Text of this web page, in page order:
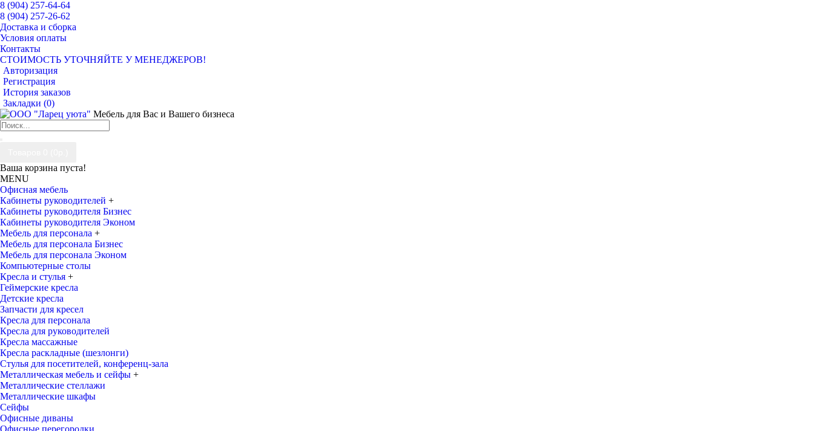
8 (904) 257-64-64
8 (904) 257-26-62
Доставка и сборка
Условия оплаты
Контакты
СТОИМОСТЬ УТОЧНЯЙТЕ У МЕНЕДЖЕРОВ!
Авторизация
Регистрация
История заказов
Закладки (0)
Мебель для Вас и Вашего бизнеса
Ваша корзина пуста!
MENU
Офисная мебель
Кабинеты руководителей +
Кабинеты руководителя Бизнес
Кабинеты руководителя Эконом
Мебель для персонала +
Мебель для персонала Бизнес
Мебель для персонала Эконом
Компьютерные столы
Кресла и стулья +
Геймерские кресла
Детские кресла
Запчасти для кресел
Кресла для персонала
Кресла для руководителей
Кресла массажные
Кресла раскладные (шезлонги)
Стулья для посетителей, конференц-зала
Металлическая мебель и сейфы +
Металлические стеллажи
Металлические шкафы
Сейфы
Офисные диваны
Офисные перегородки